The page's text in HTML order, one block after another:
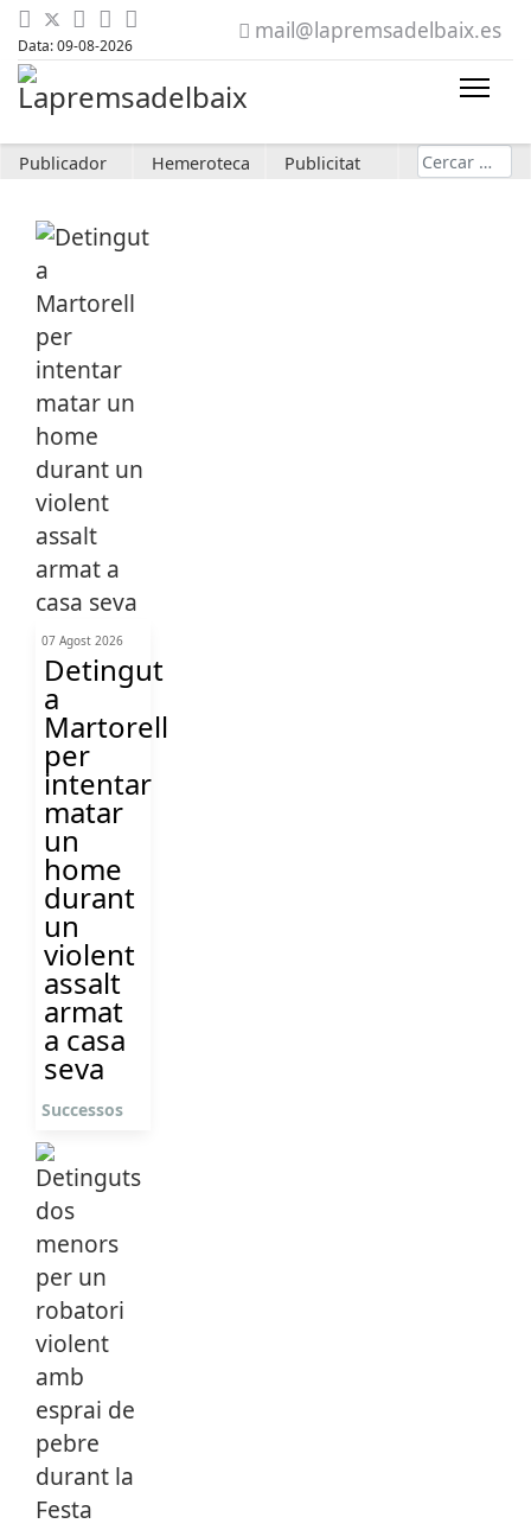
Data: 09-08-2026
mail@lapremsadelbaix.es
Publicador Hemeroteca Publicitat Cerca
07 Agost 2026
Detingut
a
Martorell
per
intentar
matar
un
home
durant
un
violent
assalt
armat
a casa
seva
Successos